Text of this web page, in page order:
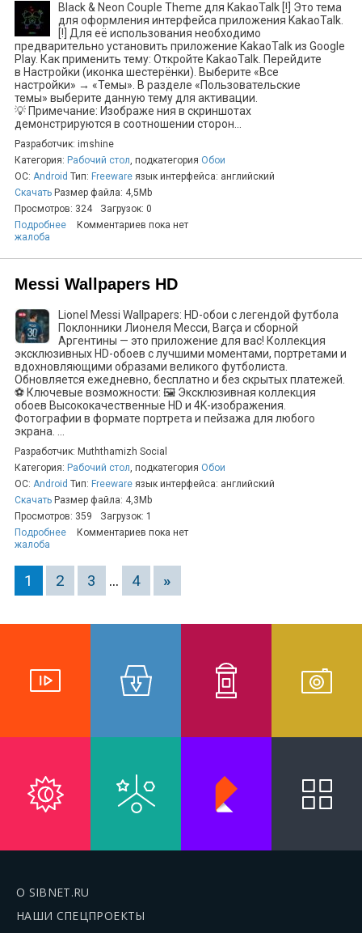
Black & Neon Couple Theme для KakaoTalk [!] Это тема
для оформления интерфейса приложения KakaoTalk.
[!] Для её использования необходимо
предварительно установить приложение KakaoTalk из Google
Play. Как применить тему: Откройте KakaoTalk. Перейдите
в Настройки (иконка шестерёнки). Выберите «Все
настройки» → «Темы». В разделе «Пользовательские
темы» выберите данную тему для активации.
💡 Примечание: Изображе ния в скриншотах
демонстрируются в соотношении сторон...
Разработчик: imshine
Категория: Рабочий стол, подкатегория Обои
ОС: Android Тип: Freeware язык интерфейса: английский
Скачать Размер файла: 4,5Mb
Просмотров: 324
Загрузок: 0
Подробнее
Комментариев пока нет
жалоба
Messi Wallpapers HD
Lionel Messi Wallpapers: HD-обои с легендой футбола
Поклонники Лионеля Месси, Barça и сборной
Аргентины — это приложение для вас! Коллекция
эксклюзивных HD-обоев с лучшими моментами, портретами и
вдохновляющими образами великого футболиста.
Обновляется ежедневно, бесплатно и без скрытых платежей.
⚽ Ключевые возможности: 🖼️ Эксклюзивная коллекция
обоев Высококачественные HD и 4K-изображения.
Фотографии в формате портрета и пейзажа для любого
экрана. ...
Разработчик: Muththamizh Social
Категория: Рабочий стол, подкатегория Обои
ОС: Android Тип: Freeware язык интерфейса: английский
Скачать Размер файла: 4,3Mb
Просмотров: 359
Загрузок: 1
Подробнее
Комментариев пока нет
жалоба
1 2 3 ... 4 »
О SIBNET.RU
НАШИ СПЕЦПРОЕКТЫ